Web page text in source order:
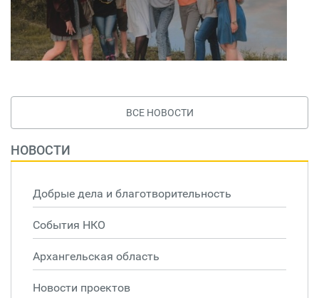
ВСЕ НОВОСТИ
НОВОСТИ
Добрые дела и благотворительность
События НКО
Архангельская область
Новости проектов